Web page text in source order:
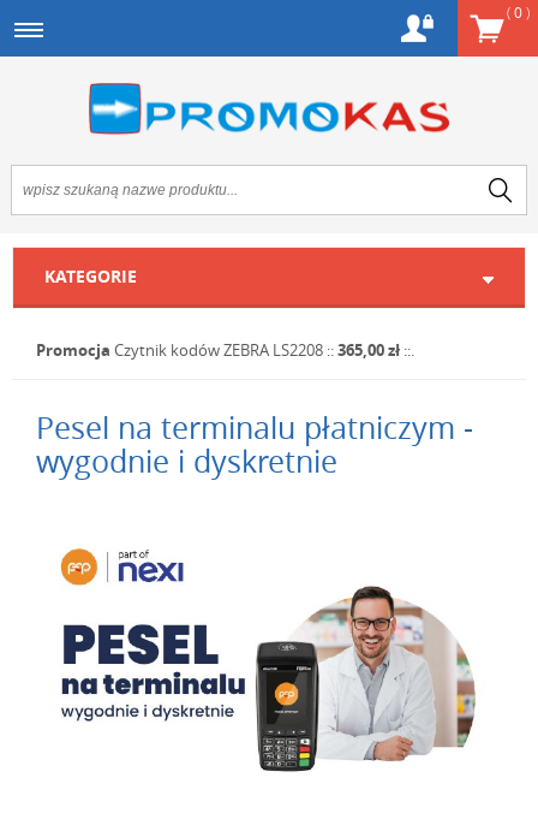
(0)
KATEGORIE
Promocja Czytnik kodów ZEBRA LS2208 ::365,00 zł ::.
Pesel na terminalu płatniczym -
wygodnie i dyskretnie